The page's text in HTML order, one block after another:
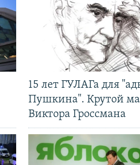
15 лет ГУЛАГа для
Пушкина". Крутой
Виктора Гроссмана